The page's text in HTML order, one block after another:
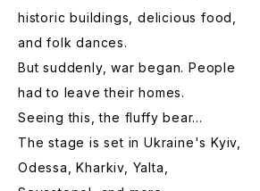
historic buildings, delicious food,
and folk dances.
But suddenly, war began. People
had to leave their homes.
Seeing this, the fluffy bear...
The stage is set in Ukraine's Kyiv,
Odessa, Kharkiv, Yalta,